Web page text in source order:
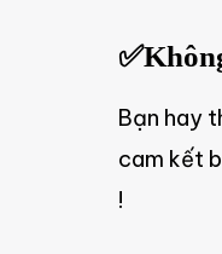
Bạn hay
cam kết
!